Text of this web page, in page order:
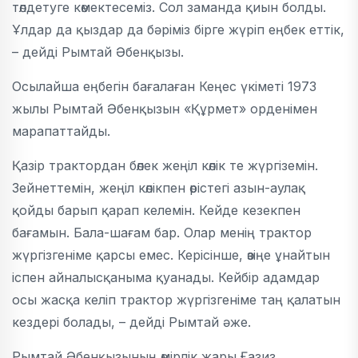
төлдетуге көмектесеміз. Сол заманда қиын болды.
Ұлдар да қыздар да бәріміз бірге жүріп еңбек еттік,
– дейді Рымтай Әбенқызы.
Осылайша еңбегін бағалаған Кеңес үкіметі 1973
жылы Рымтай Әбенқызын «Құрмет» орденімен
марапаттайды.
Қазір трактордан бөлек жеңіл көлік те жүргіземін.
Зейнеттемін, жеңіл көлікпен өрістегі азын-аулақ
қойды барып қарап келемін. Кейде кезекпен
бағамын. Бала-шағам бар. Олар менің трактор
жүргізгеніме қарсы емес. Керісінше, өзіңе ұнайтын
іспен айналысқаныма қуанады. Кейбір адамдар
осы жасқа келіп трактор жүргізгеніме таң қалатын
кездері болады, – дейді Рымтай әже.